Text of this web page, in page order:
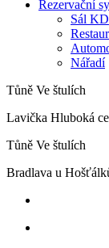
Rezervační
Sál KD
Nářadí
Tůně Ve štulích
Lavička Hluboká
Tůně Ve štulích
Bradlava u